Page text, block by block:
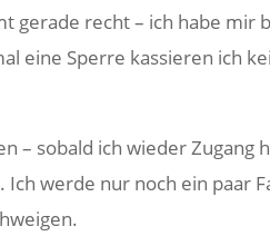
gerade recht – ich habe mir
eine Sperre kassieren ich
– sobald ich wieder Zugang
Ich werde nur noch ein paar